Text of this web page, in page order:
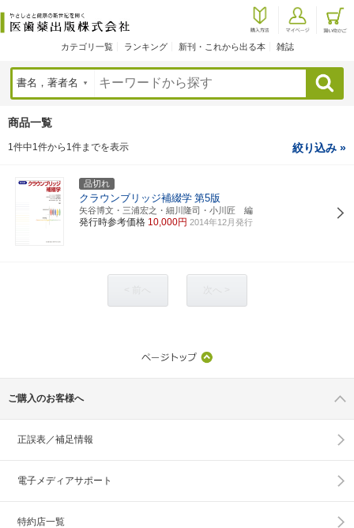
カテゴリ一覧 ランキング 新刊・これから出る本 雑誌
検索
商品一覧
1件中1件から1件までを表示 絞り込み »
品切れ
クラウンブリッジ補綴学 第5版
矢谷博文・三浦宏之・細川隆司・小川匠 編
発行時参考価格 10,000円 2014年12月発行
ご購入のお客様へ
正誤表／補足情報
電子メディアサポート
特約店一覧